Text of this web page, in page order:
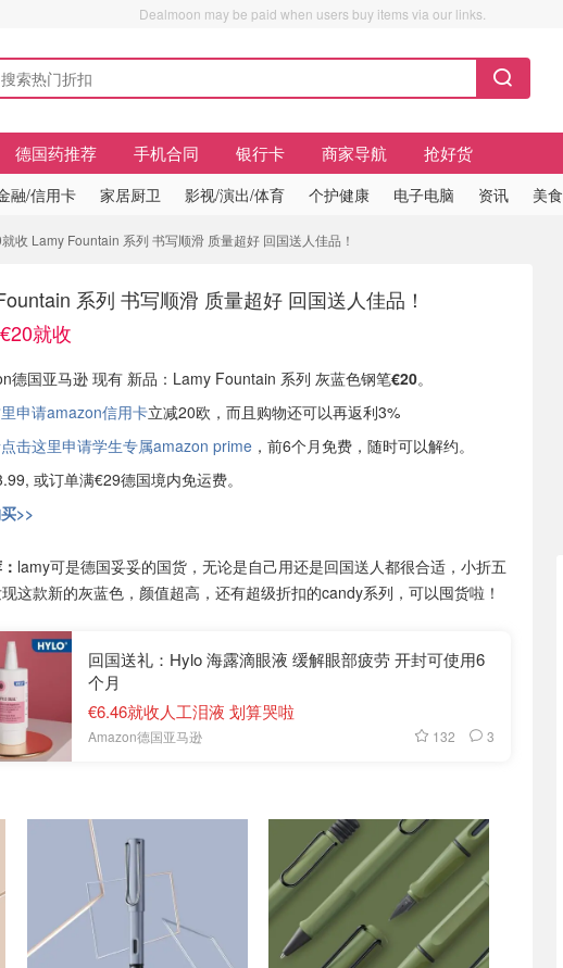
Dealmoon may be paid when users buy items via our links.
德国药推荐 手机合同 银行卡 商家导航 抢好货
融/信用卡 家居厨卫 影视/演出/体育 个护健康 电子电脑 资讯 美食
收 Lamy Fountain 系列 书写顺滑 质量超好 回国送人佳品！
系列 书写顺滑 质量超好 回国送人佳品！
就收
德国亚马逊 现有 新品：Lamy Fountain 系列 灰蓝色钢笔€20。
申请amazon信用卡立减20欧，而且购物还可以再返利3%
击这里申请学生专属amazon prime ，前6个月免费，随时可以解约。
或订单满€29德国境内免运费。
>>
lamy可是德国妥妥的国货，无论是自己用还是回国送人都很合适，小折五
这款新的灰蓝色，颜值超高，还有超级折扣的candy系列，可以囤货啦！
回国送礼：Hylo 海露滴眼液 缓解眼部疲劳 开封可使用6
个月
€6.46就收人工泪液 划算哭啦
Amazon德国亚马逊 132 3